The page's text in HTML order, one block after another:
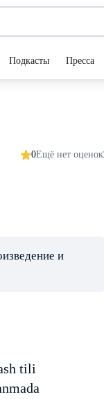
Подкасты Пресса
0Ещё нет оценок
и
tili